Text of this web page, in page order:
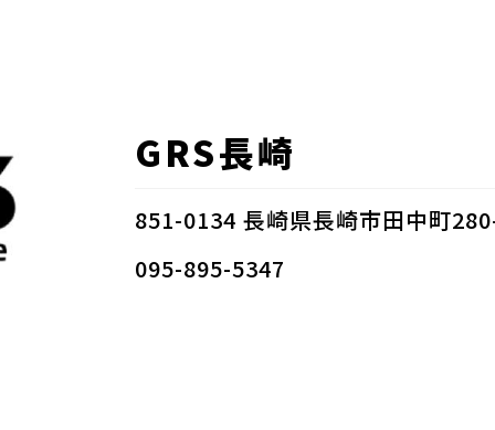
GRS長崎
851-0134 長崎県長崎市田中町
095-895-5347